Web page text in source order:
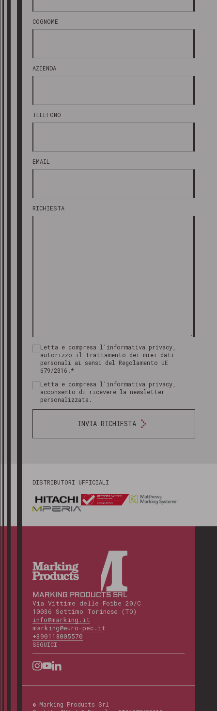
COGNOME
AZIENDA
TELEFONO
EMAIL
RICHIESTA
Letta e compresa l'informativa privacy,
autorizzo il trattamento dei miei dati
personali ai sensi del Regolamento UE
679/2016.*
Letta e compresa l'informativa privacy,
acconsento di ricevere la newsletter
personalizzata.
INVIA RICHIESTA
DISTRIBUTORI UFFICIALI
MARKING PRODUCTS SRL
Via Vittime delle Foibe 20/C
10036 Settimo Torinese (TO)
info@marking.it
marking@euro-pec.it
+390118005570
SEGUICI
© Marking Products Srl